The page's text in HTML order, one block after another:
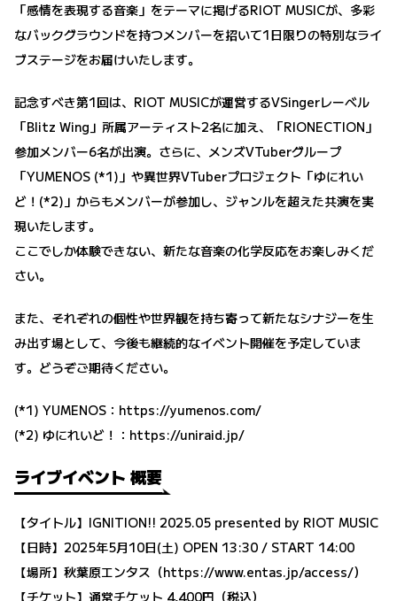
「感情を表現する音楽」をテーマに掲げるRIOT MUSICが、多彩
なバックグラウンドを持つメンバーを招いて1日限りの特別なライ
ブステージをお届けいたします。
記念すべき第1回は、RIOT MUSICが運営するVSingerレーベル
「Blitz Wing」所属アーティスト2名に加え、「RIONECTION」
参加メンバー6名が出演。さらに、メンズVTuberグループ
「YUMENOS (*1)」や異世界VTuberプロジェクト「ゆにれい
ど！(*2)」からもメンバーが参加し、ジャンルを超えた共演を実
現いたします。
ここでしか体験できない、新たな音楽の化学反応をお楽しみくだ
さい。
また、それぞれの個性や世界観を持ち寄って新たなシナジーを生
み出す場として、今後も継続的なイベント開催を予定していま
す。どうぞご期待ください。
(*1) YUMENOS： https://yumenos.com/
(*2) ゆにれいど！： https://uniraid.jp/
ライブイベント 概要
【タイトル】IGNITION!! 2025.05 presented by RIOT MUSIC
【日時】2025年5月10日(土) OPEN 13:30 / START 14:00
【場所】秋葉原エンタス（https://www.entas.jp/access/）
【チケット】通常チケット 4,400円（税込）